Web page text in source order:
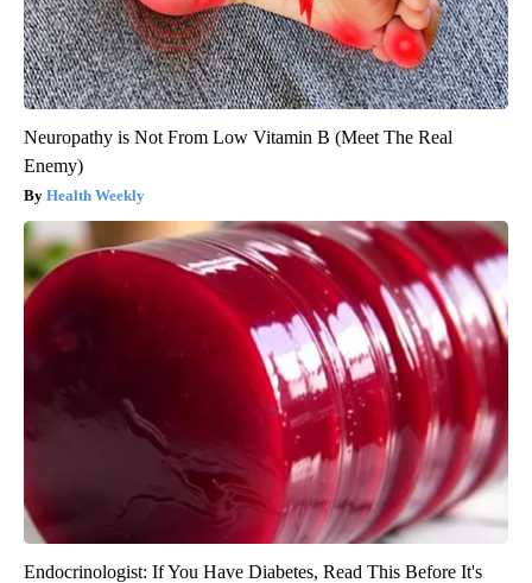
Neuropathy is Not From Low Vitamin B (Meet The Real
Enemy)
Health Weekly
Endocrinologist: If You Have Diabetes, Read This Before It's